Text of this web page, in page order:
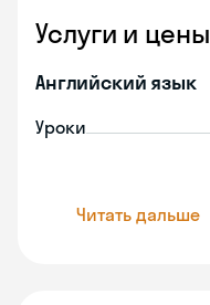
Услуги и цены
Английский язык
Уроки
Читать дальше